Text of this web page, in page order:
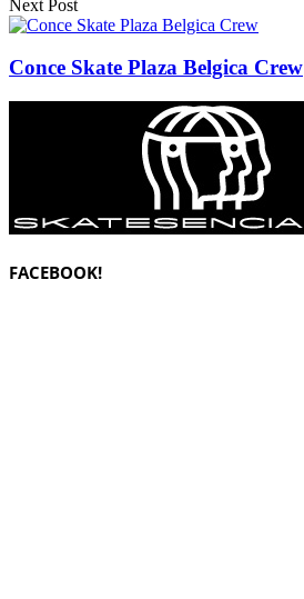
Next Post
Conce Skate Plaza Belgica Crew
FACEBOOK!